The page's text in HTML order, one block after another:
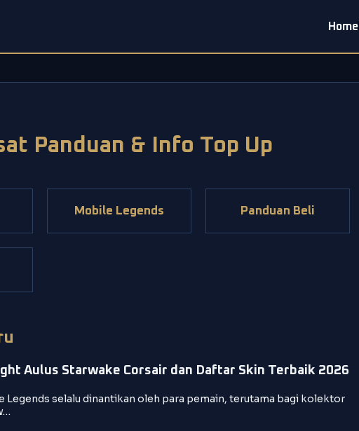
Home
Panduan & Info Top Up
Mobile Legends Panduan Beli
Aulus Starwake Corsair dan Daftar Skin Terbaik 2026
Legends selalu dinantikan oleh para pemain, terutama bagi kolektor